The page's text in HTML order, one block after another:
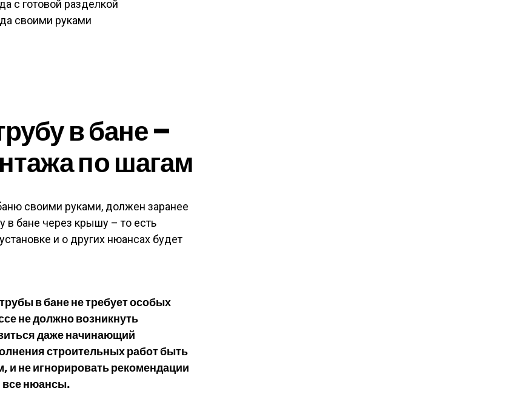
с готовой разделкой
своими руками
в бане –
по шагам
своими руками, должен заранее
в бане через крышу – то есть
и о других нюансах будет
в бане не требует особых
не должно возникнуть
даже начинающий
строительных работ быть
не игнорировать рекомендации
все нюансы.